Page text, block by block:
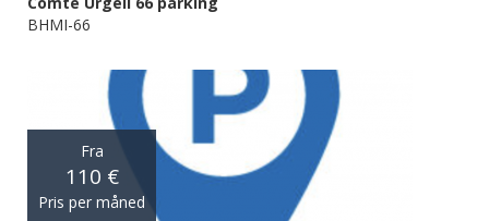
BHMI-66
Fra
110 €
Pris per måned